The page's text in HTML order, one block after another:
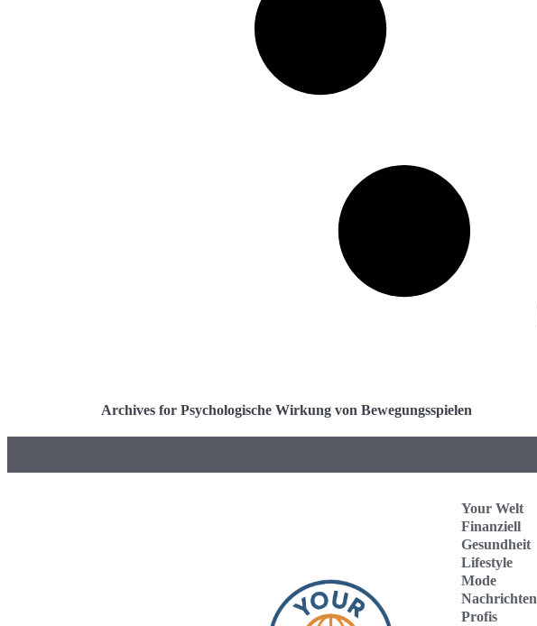
Archives for Psychologische Wirkung von Bewegungsspielen
Your Welt
Finanziell
Gesundheit
Lifestyle
Mode
Nachrichten
Profis